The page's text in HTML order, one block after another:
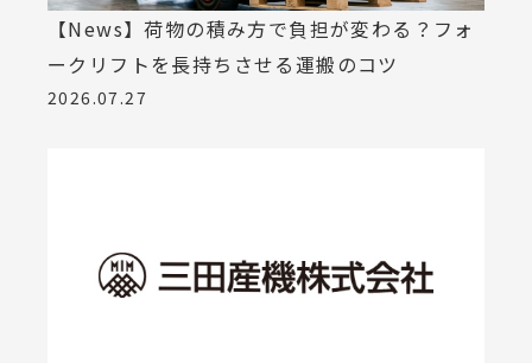
【News】荷物の積み方で負担が変わる？フォ
ークリフトを長持ちさせる運搬のコツ
2026.07.27